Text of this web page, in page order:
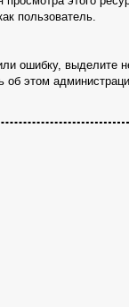
пользователь.
ошибку, выделите
об этом